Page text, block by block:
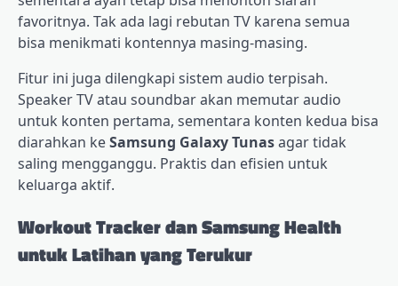
favoritnya. Tak ada lagi rebutan TV karena semua
bisa menikmati kontennya masing-masing.
Fitur ini juga dilengkapi sistem audio terpisah.
Speaker TV atau soundbar akan memutar audio
untuk konten pertama, sementara konten kedua bisa
diarahkan keSamsung Galaxy Tunasagar tidak
saling mengganggu. Praktis dan efisien untuk
keluarga aktif.
Workout Tracker dan Samsung Health
untuk Latihan yang Terukur